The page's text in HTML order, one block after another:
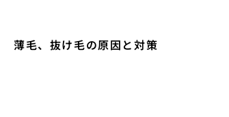
薄毛、抜け毛の原因と対策